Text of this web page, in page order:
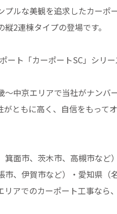
ルな美観を追求したカーポー
2連棟タイプの登場です。
ート「カーポートSC」シリ
～中京エリアで当社がナンバ
がともに高く、自信をもって
箕面市、茨木市、高槻市など
市、伊賀市など）・愛知県（
リアでのカーポート工事なら